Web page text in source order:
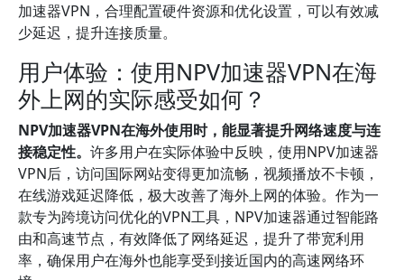
加速器VPN，合理配置硬件资源和优化设置，可以有效减
少延迟，提升连接质量。
用户体验：使用NPV加速器VPN在海
外上网的实际感受如何？
NPV加速器VPN在海外使用时，能显著提升网络速度与连
接稳定性。 许多用户在实际体验中反映，使用NPV加速器
VPN后，访问国际网站变得更加流畅，视频播放不卡顿，
在线游戏延迟降低，极大改善了海外上网的体验。作为一
款专为跨境访问优化的VPN工具，NPV加速器通过智能路
由和高速节点，有效降低了网络延迟，提升了带宽利用
率，确保用户在海外也能享受到接近国内的高速网络环